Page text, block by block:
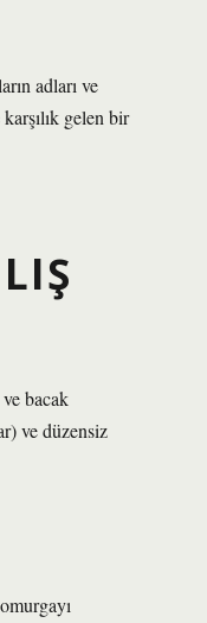
adları ve
gelen bir
bacak
ve düzensiz